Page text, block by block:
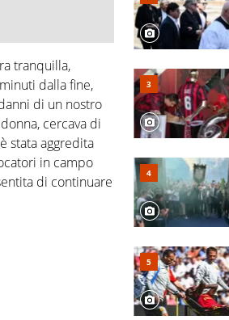
tranquilla,
dalla fine,
di un nostro
cercava di
stata aggredita
in campo
di continuare